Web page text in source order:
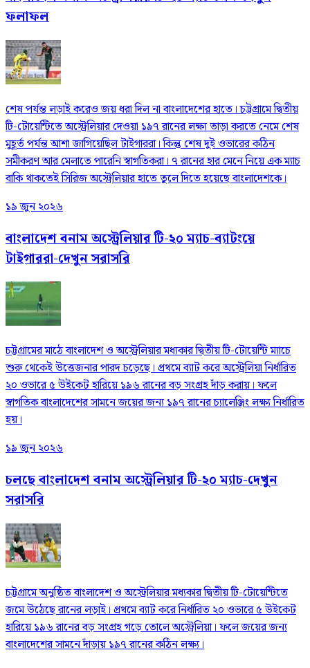
ফলাফল
শেষ পর্যন্ত লড়াই করেও জয় ধরা দিল না বাংলাদেশের হাতে। চট্টগ্রামে দ্বিতীয়
টি-টোয়েন্টিতে অস্ট্রেলিয়ার দেওয়া ১৯৭ রানের লক্ষ্য তাড়া করতে নেমে শেষ
মুহূর্ত পর্যন্ত আশা জাগিয়েছিল টাইগাররা। কিন্তু শেষ দুই ওভারের কঠিন
সমীকরণ আর মেলাতে পারেনি স্বাগতিকরা। ৭ রানের হার মেনে নিয়ে এক ম্যাচ
বাকি থাকতেই সিরিজ অস্ট্রেলিয়ার হাতে তুলে দিতে হয়েছে বাংলাদেশকে।
১৯ জুন ২০২৬
বাংলাদেশ বনাম অস্ট্রেলিয়ার টি-২০ ম্যাচ-ব্যাটংয়ে
টাইগাররা-দেখুন সরাসরি
চট্টগ্রামের মাঠে বাংলাদেশ ও অস্ট্রেলিয়ার মধ্যকার দ্বিতীয় টি-টোয়েন্টি ম্যাচে
শুরু থেকেই উত্তেজনার পারদ চড়েছে। প্রথমে ব্যাট করে অস্ট্রেলিয়া নির্ধারিত
২০ ওভারে ৫ উইকেট হারিয়ে ১৯৬ রানের বড় সংগ্রহ দাঁড় করায়। ফলে
স্বাগতিক বাংলাদেশের সামনে জয়ের জন্য ১৯৭ রানের চ্যালেঞ্জিং লক্ষ্য নির্ধারিত
হয়।
১৯ জুন ২০২৬
চলছে বাংলাদেশ বনাম অস্ট্রেলিয়ার টি-২০ ম্যাচ-দেখুন
সরাসরি
চট্টগ্রামে অনুষ্ঠিত বাংলাদেশ ও অস্ট্রেলিয়ার মধ্যকার দ্বিতীয় টি-টোয়েন্টিতে
জমে উঠেছে রানের লড়াই। প্রথমে ব্যাট করে নির্ধারিত ২০ ওভারে ৫ উইকেট
হারিয়ে ১৯৬ রানের বড় সংগ্রহ গড়ে তোলে অস্ট্রেলিয়া। ফলে জয়ের জন্য
বাংলাদেশের সামনে দাঁড়ায় ১৯৭ রানের কঠিন লক্ষ্য।